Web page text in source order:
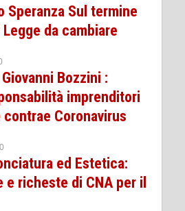
Speranza Sul termine
Legge da cambiare
Bozzini :
imprenditori
Coronavirus
ed Estetica:
richeste di CNA per il